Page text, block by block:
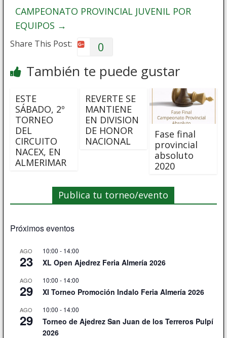
CAMPEONATO PROVINCIAL JUVENIL POR
EQUIPOS →
Share This Post: 0
También te puede gustar
ESTE
SÁBADO, 2º
TORNEO
DEL
CIRCUITO
NACEX, EN
ALMERIMAR
REVERTE SE
MANTIENE
EN DIVISION
DE HONOR
NACIONAL
Fase final
provincial
absoluto
2020
Publica tu torneo/evento
Próximos eventos
AGO
23
10:00 - 14:00
XL Open Ajedrez Feria Almería 2026
AGO
29
10:00 - 14:00
XI Torneo Promoción Indalo Feria Almería 2026
AGO
29
10:00 - 14:00
Torneo de Ajedrez San Juan de los Terreros Pulpí
2026